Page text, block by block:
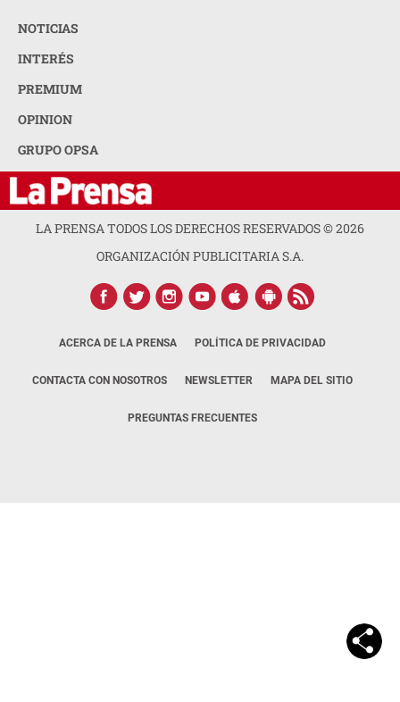
NOTICIAS
INTERÉS
PREMIUM
OPINION
GRUPO OPSA
LA PRENSA TODOS LOS DERECHOS RESERVADOS ©2026
ORGANIZACIÓN PUBLICITARIA S.A.
ACERCA DE LA PRENSA POLÍTICA DE PRIVACIDAD
CONTACTA CON NOSOTROS NEWSLETTER MAPA DEL SITIO
PREGUNTAS FRECUENTES